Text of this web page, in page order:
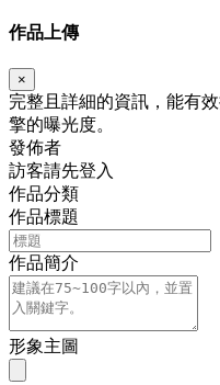
作品上傳
×
完整且詳細的資訊，能有
擎的曝光度。
發佈者
訪客請先登入
作品分類
作品標題
作品簡介
形象主圖